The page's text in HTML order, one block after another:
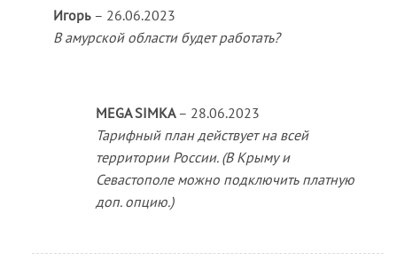
Оценка
1
из
Игорь – 26.06.2023
В амурской области будет работать?
MEGA SIMKA – 28.06.2023
Тарифный план действует на всей
территории России. (В Крыму и
Севастополе можно подключить платную
доп. опцию.)